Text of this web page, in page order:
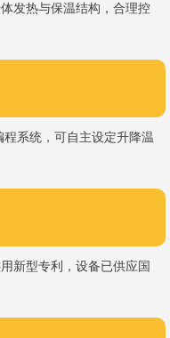
发热与保温结构，合理控
系统，可自主设定升降温
新型专利，设备已供应国